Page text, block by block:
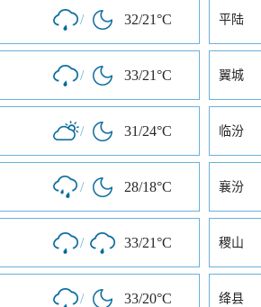
/ 32/21°C 平陆
/ 33/21°C 翼城
/ 31/24°C 临汾
/ 28/18°C 襄汾
/ 33/21°C 稷山
/ 33/20°C 绛县